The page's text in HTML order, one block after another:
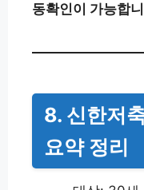
동확인이 가능합
8. 신한저
요약 정리